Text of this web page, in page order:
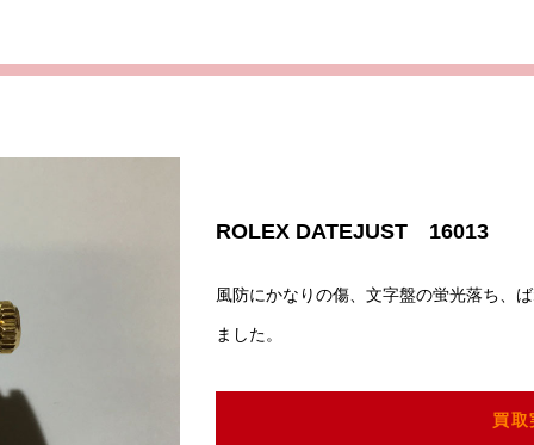
ROLEX DATEJUST 16013
風防にかなりの傷、文字盤の蛍光落ち、
ました。
買取